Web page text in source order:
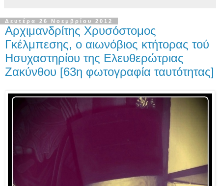
Δευτέρα 26 Νοεμβρίου 2012
Αρχιμανδρίτης Χρυσόστομος
Γκέλμπεσης, ο αιωνόβιος κτήτορας τού
Ησυχαστηρίου της Ελευθερώτριας
Ζακύνθου [63η φωτογραφία ταυτότητας]